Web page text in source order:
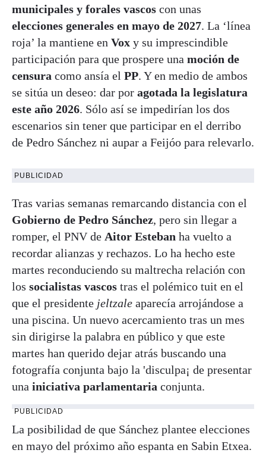
municipales y forales vascos con unas
elecciones generales en mayo de 2027. La ‘línea
roja’ la mantiene en Vox y su imprescindible
participación para que prospere una moción de
censura como ansía el PP. Y en medio de ambos
se sitúa un deseo: dar por agotada la legislatura
este año 2026. Sólo así se impedirían los dos
escenarios sin tener que participar en el derribo
de Pedro Sánchez ni aupar a Feijóo para relevarlo.
PUBLICIDAD
Tras varias semanas remarcando distancia con el
Gobierno de Pedro Sánchez, pero sin llegar a
romper, el PNV de Aitor Esteban ha vuelto a
recordar alianzas y rechazos. Lo ha hecho este
martes reconduciendo su maltrecha relación con
los socialistas vascos tras el polémico tuit en el
que el presidente jeltzale aparecía arrojándose a
una piscina. Un nuevo acercamiento tras un mes
sin dirigirse la palabra en público y que este
martes han querido dejar atrás buscando una
fotografía conjunta bajo la 'disculpa¡ de presentar
una iniciativa parlamentaria conjunta.
PUBLICIDAD
La posibilidad de que Sánchez plantee elecciones
en mayo del próximo año espanta en Sabin Etxea.